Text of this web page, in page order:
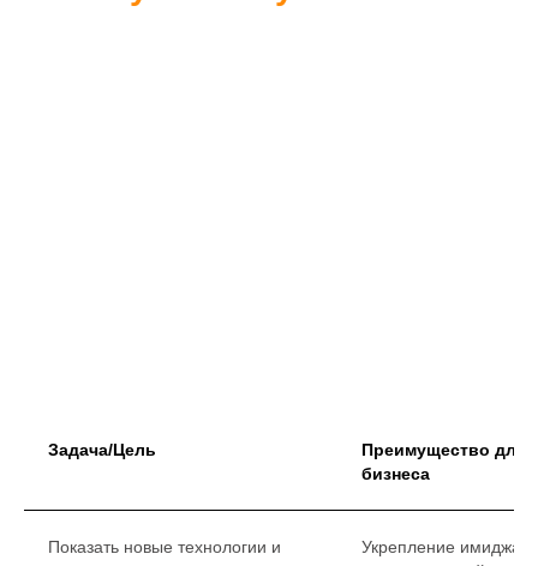
Задача/Цель
Преимущество для
бизнеса
Показать новые технологии и
Укрепление имиджа